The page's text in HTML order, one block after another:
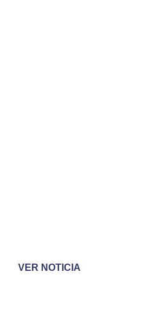
VER NOTICIA